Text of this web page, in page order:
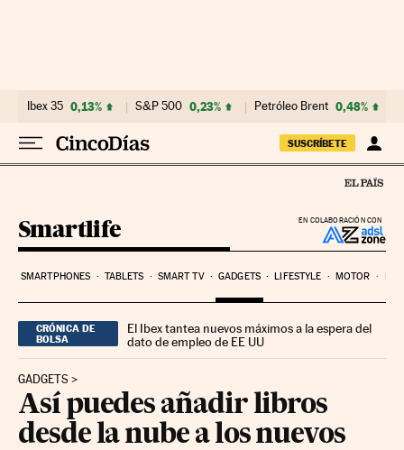
Ibex 35 0,13% S&P 500 0,23% Petróleo Brent 0,48%
SUSCRÍBETE
EN COLABORACIÓN CON
Smartlife
SMARTPHONES TABLETS SMART TV GADGETS LIFESTYLE MOTOR
CRÓNICA DE
BOLSA
El Ibex tantea nuevos máximos a la espera del
dato de empleo de EE UU
GADGETS
Así puedes añadir libros
desde la nube a los nuevos